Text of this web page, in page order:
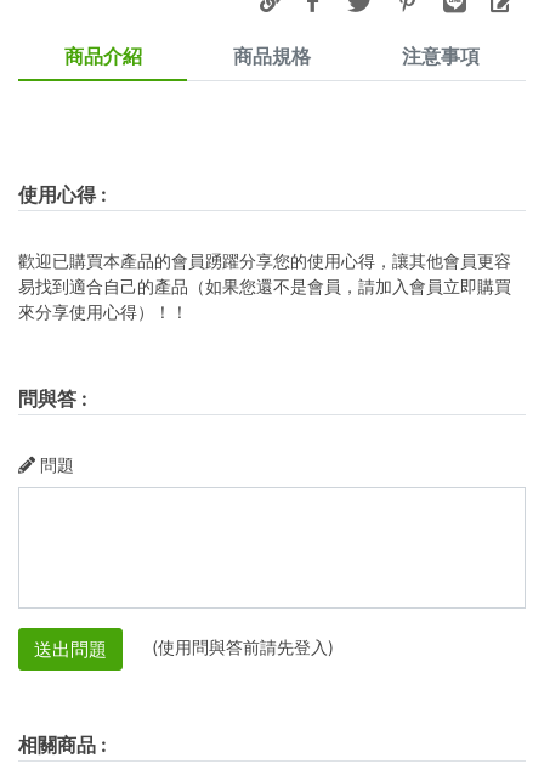
商品介紹 商品規格 注意事項
使用心得:
歡迎已購買本產品的會員踴躍分享您的使用心得，讓其他會員更容
易找到適合自己的產品（如果您還不是會員，請加入會員立即購買
來分享使用心得）！！
問與答 :
問題
送出問題 (使用問與答前請先登入)
相關商品 :